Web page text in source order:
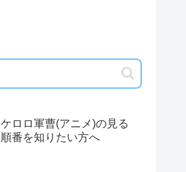
ケロロ軍曹(アニメ)の見る
順番を知りたい方へ